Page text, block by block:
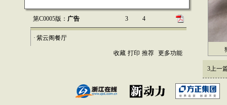
第C0005版： 广告 3 4
· 紫云阁餐厅
收藏 打印 推荐 更多功能
3上一